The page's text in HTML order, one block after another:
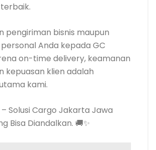
pengiriman bisnis maupun
Anda kepada GC
on-time delivery, keamanan
kepuasan klien adalah
kami.
– Solusi Cargo Jakarta Jawa
Bisa Diandalkan. 🚚✨